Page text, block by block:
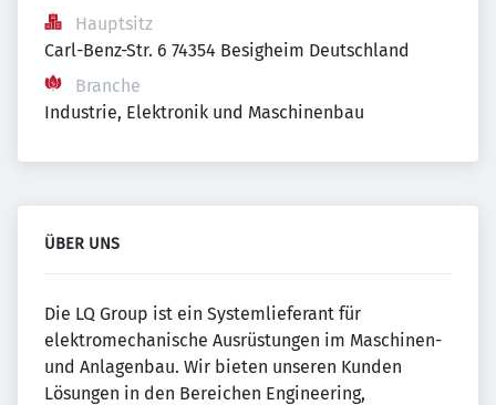
Hauptsitz
Carl-Benz-Str. 6 74354 Besigheim Deutschland
Branche
Industrie, Elektronik und Maschinenbau
ÜBER UNS
Die LQ Group ist ein Systemlieferant für
elektromechanische Ausrüstungen im Maschinen-
und Anlagenbau. Wir bieten unseren Kunden
Lösungen in den Bereichen Engineering,